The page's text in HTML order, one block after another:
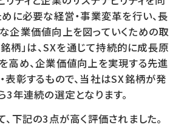
めに必要な経営・事業変革を行い、長
企業価値向上を図っていくための取
銘柄」は、SXを通じて持続的に成長原
高め、企業価値向上を実現する先進
表彰するもので、当社はSX銘柄が発
3年連続の選定となります。
下記の3点が高く評価されました。